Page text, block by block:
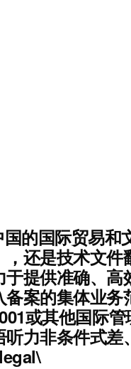
的国际贸易和
还是技术文
提供准确、
案的集体业
或其他国际
听力非条件式